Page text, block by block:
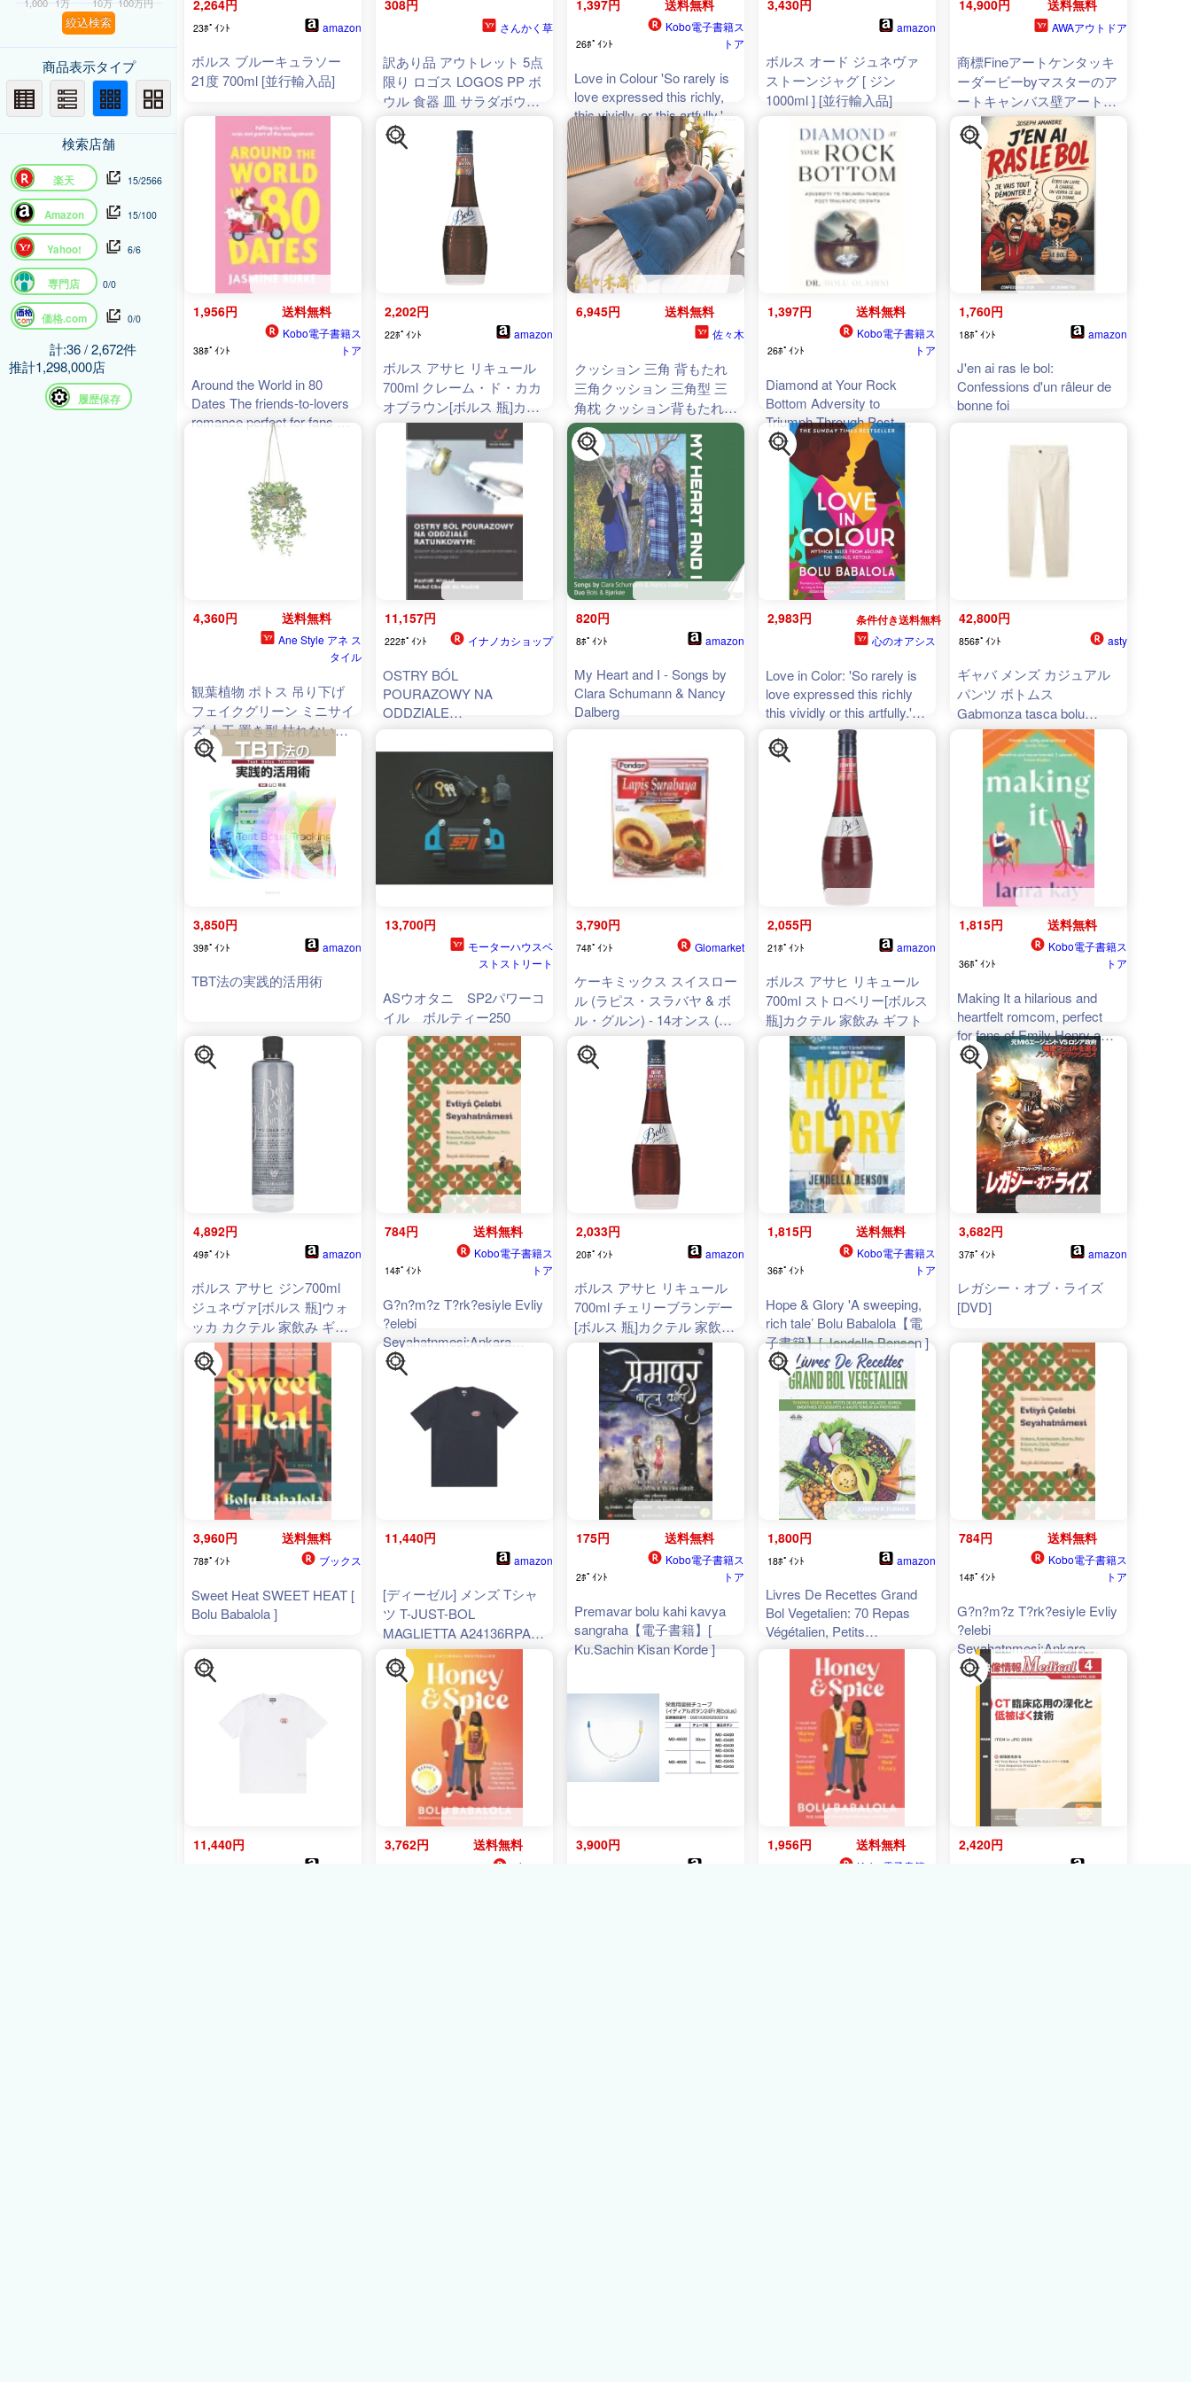
絞込検索
商品表示タイプ
検索店舗
楽天 15/2566
Amazon 15/100
Yahoo! 6/6
専門店 0/0
価格.com 0/0
計:36 / 2,672件
推計1,298,000店
履歴保存
2,264円
23ﾎﾟｲﾝﾄ amazon
ボルス ブルーキュラソー
21度 700ml [並行輸入品]
308円
さんかく草
訳あり品 アウトレット 5点
限り ロゴス LOGOS PP ボ
ウル 食器 皿 サラダボウル
皿 アウトドア バーベキュ
ー ピクニック キャンプ用
1,397円 送料無料
26ﾎﾟｲﾝﾄ
Kobo電子書籍ス
トア
Love in Colour 'So rarely is
love expressed this richly,
this vividly, or this artfully.'
Candice Carty-Williams【電
子書籍】[ Bolu Babalola ]
3,430円
amazon
ボルス オード ジュネヴァ
ストーンジャグ [ ジン
1000ml ] [並行輸入品]
14,900円 送料無料
AWAアウトドア
商標Fineアートケンタッキ
ーダービーbyマスターのア
ートキャンバス壁アート
18 by 24-Inch MA0356-
C1824GG
1,956円 送料無料
38ﾎﾟｲﾝﾄ
Kobo電子書籍ス
トア
Around the World in 80
Dates The friends-to-lovers
romance perfect for fans of
Bolu Babalola!【電子書籍】
[ Jasmine Burke ]
2,202円
22ﾎﾟｲﾝﾄ amazon
ボルス アサヒ リキュール
700ml クレーム・ド・カカ
オブラウン[ボルス 瓶]カク
テル 家飲み ギフト
6,945円 送料無料
佐々木
クッション 三角 背もたれ
三角クッション 三角型 三
角枕 クッション背もたれ
ヘッドボードクッション ヘ
ッドボード タイプ 高反発
枕
1,397円 送料無料
26ﾎﾟｲﾝﾄ
Kobo電子書籍ス
トア
Diamond at Your Rock
Bottom Adversity to
Triumph Through Post-
Traumatic Growth【電子書
籍】[ Bolu Oladini ]
1,760円
18ﾎﾟｲﾝﾄ amazon
J'en ai ras le bol:
Confessions d'un râleur de
bonne foi
4,360円 送料無料
Ane Style アネ ス
タイル
観葉植物 ポトス 吊り下げ
フェイクグリーン ミニサイ
ズ 人工 置き型 枯れないグ
リーン 鉢植え フェイク植
物 鉢植え インテリア
11,157円
222ﾎﾟｲﾝﾄ イナノカショップ
OSTRY BÓL
POURAZOWY NA
ODDZIALE
RATUNKOWYM:: Badanie
skuteczności dożylnego
podawania tramadolu w
leczeniu ostrego bólu
820円
8ﾎﾟｲﾝﾄ amazon
My Heart and I - Songs by
Clara Schumann & Nancy
Dalberg
2,983円
条件付き送料無料
心のオアシス
Love in Color: 'So rarely is
love expressed this richly
this vividly or this artfully.'
Candice Carty-Williams
(Paperback)
42,800円
856ﾎﾟｲﾝﾄ asty
ギャバ メンズ カジュアル
パンツ ボトムス
Gabmonza tasca bolu
trousers Neutrals
3,850円
39ﾎﾟｲﾝﾄ amazon
TBT法の実践的活用術
13,700円
モーターハウスベ
ストストリート
ASウオタニ SP2パワーコ
イル ボルティー250
3,790円
74ﾎﾟｲﾝﾄ Glomarket
ケーキミックス スイスロー
ル (ラピス・スラバヤ & ボ
ル・グルン) - 14オンス (1
パック) Pondan Cake Mix
Swiss Roll (Lapis Surabaya
& Bolu Gulung) - 14oz
2,055円
21ﾎﾟｲﾝﾄ amazon
ボルス アサヒ リキュール
700ml ストロベリー[ボルス
瓶]カクテル 家飲み ギフト
1,815円 送料無料
36ﾎﾟｲﾝﾄ
Kobo電子書籍ス
トア
Making It a hilarious and
heartfelt romcom, perfect
for fans of Emily Henry and
Bolu Babalola【電子書籍】[
Laura Kay ]
4,892円
49ﾎﾟｲﾝﾄ amazon
ボルス アサヒ ジン700ml
ジュネヴァ[ボルス 瓶]ウォ
ッカ カクテル 家飲み ギフ
ト
784円 送料無料
14ﾎﾟｲﾝﾄ
Kobo電子書籍ス
トア
G?n?m?z T?rk?esiyle Evliy
?elebi
Seyahatnmesi;Ankara
Azerbaycan Bursa Bolu
Erzurum Girit Kaf 【電子書
籍】[ Seyit Ali Kahraman ]
2,033円
20ﾎﾟｲﾝﾄ amazon
ボルス アサヒ リキュール
700ml チェリーブランデー
[ボルス 瓶]カクテル 家飲み
ギフト
1,815円 送料無料
36ﾎﾟｲﾝﾄ
Kobo電子書籍ス
トア
Hope & Glory 'A sweeping,
rich tale’ Bolu Babalola【電
子書籍】[ Jendella Benson ]
3,682円
37ﾎﾟｲﾝﾄ amazon
レガシー・オブ・ライズ
[DVD]
3,960円 送料無料
78ﾎﾟｲﾝﾄ ブックス
Sweet Heat SWEET HEAT [
Bolu Babalola ]
11,440円
amazon
[ディーゼル] メンズ Tシャ
ツ T-JUST-BOL
MAGLIETTA A24136RPATI
81E ネイビー S
175円 送料無料
2ﾎﾟｲﾝﾄ
Kobo電子書籍ス
トア
Premavar bolu kahi kavya
sangraha【電子書籍】[
Ku.Sachin Kisan Korde ]
1,800円
18ﾎﾟｲﾝﾄ amazon
Livres De Recettes Grand
Bol Vegetalien: 70 Repas
Végétalien, Petits
Déjeuners, Salades,
Quinoa, Smoothies Et
Desserts
784円 送料無料
14ﾎﾟｲﾝﾄ
Kobo電子書籍ス
トア
G?n?m?z T?rk?esiyle Evliy
?elebi
Seyahatnmesi;Ankara
Azerbaycan Bursa Bolu
Erzurum Girit Kaf 【電子書
籍】[ Seyit Ali Kahraman ]
11,440円 3,762円 送料無料
ブックス
3,900円 1,956円 送料無料
Kobo電子書籍ス
2,420円